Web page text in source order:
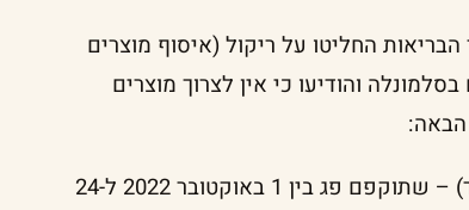
החליטו על ריקול (איסוף מוצרים
והודיעו כי אין לצרוך מוצרים
הבאה:
טבלאות שוקולד עלית (פרה, בלונדי, ספלנדיד) – שתוקפם פג בין 1 באוקטובר 2022 ל-24